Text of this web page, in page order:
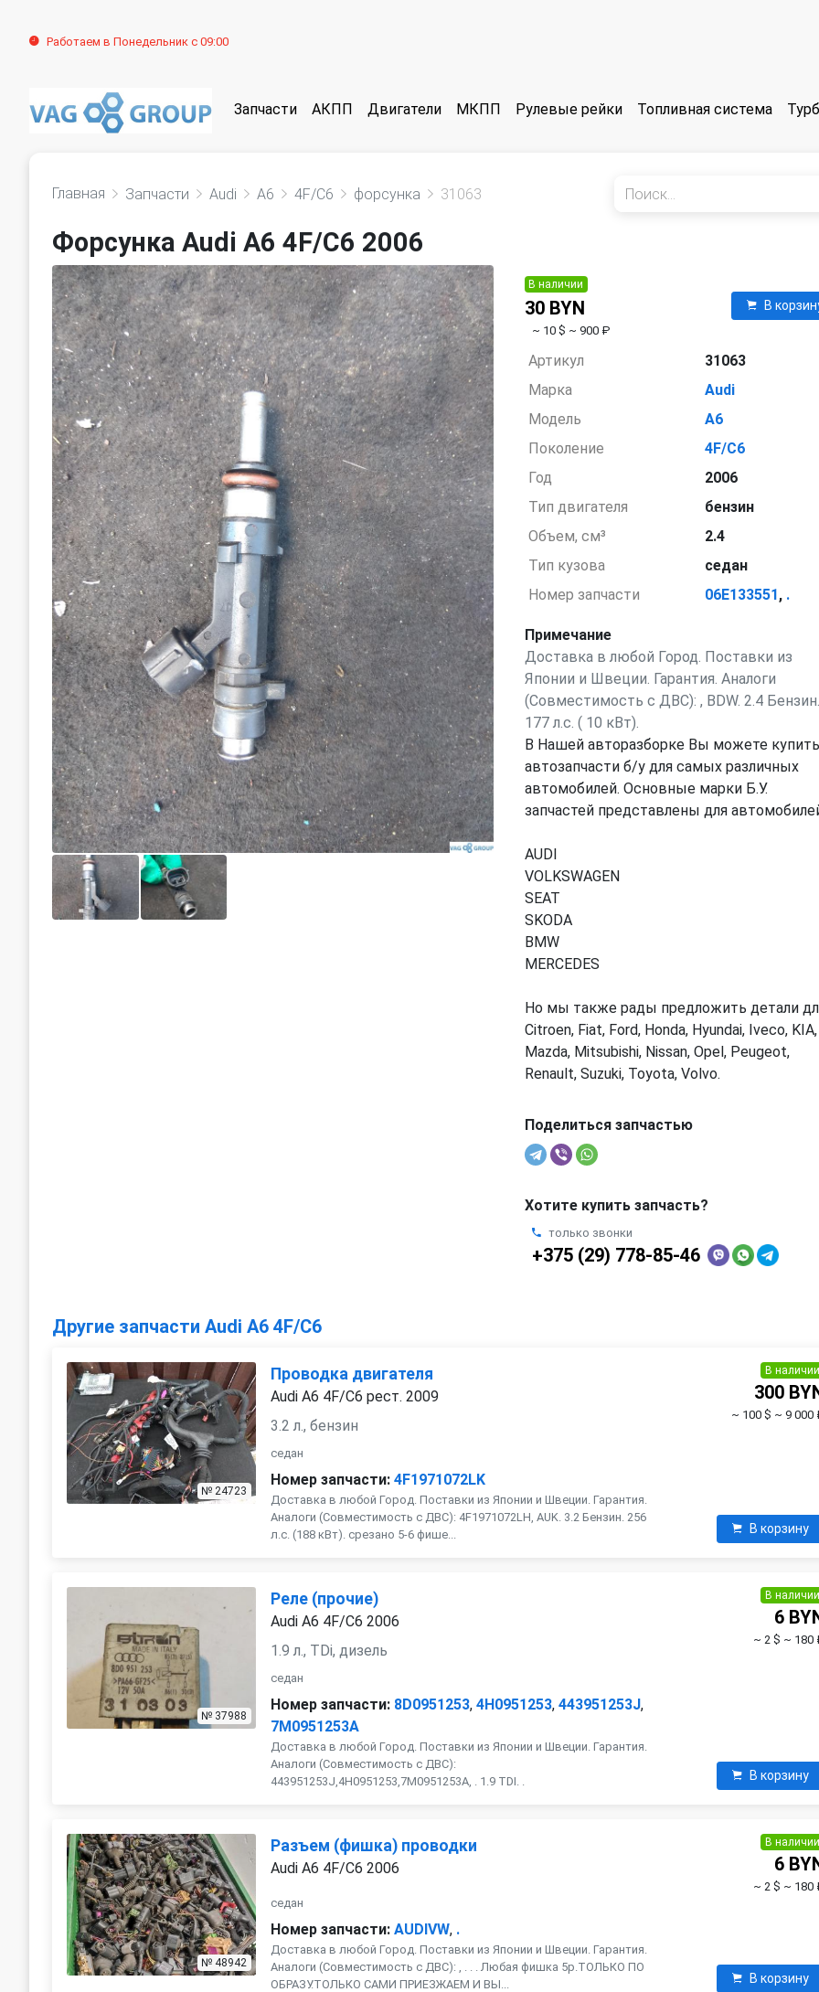
Работаем в Понедельник с 09:00
Запчасти АКПП Двигатели МКПП Рулевые рейки Топливная система
Главная Запчасти Audi A6 4F/C6 форсунка 31063
Форсунка Audi A6 4F/C6 2006
В наличии
30 BYN
~ 10 $ ~ 900 ₽
В
Артикул
31063
Марка
Audi
Модель
A6
Поколение
4F/C6
Год
2006
Тип двигателя
бензин
Объем, см³
2.4
Тип кузова
седан
Номер запчасти
06E133551, .
Примечание
Доставка в любой Город. Поставки из
Японии и Швеции. Гарантия. Аналоги
(Совместимость с ДВС): , BDW. 2.4 Бензин.
177 л.с. ( 10 кВт).
В Нашей авторазборке Вы можете купить
автозапчасти б/у для самых различных
автомобилей. Основные марки Б.У.
запчастей представлены для
AUDI
VOLKSWAGEN
SEAT
SKODA
BMW
MERCEDES
Но мы также рады предложить детали
Citroen, Fiat, Ford, Honda, Hyundai, Iveco, KIA,
Mazda, Mitsubishi, Nissan, Opel, Peugeot,
Renault, Suzuki, Toyota, Volvo.
Поделиться запчастью
Хотите купить запчасть?
только звонки
+375 (29) 778-85-46
Другие запчасти Audi A6 4F/C6
№ 24723
Проводка двигателя
Audi A6 4F/C6 рест. 2009
3.2 л., бензин
седан
Номер запчасти: 4F1971072LK
Доставка в любой Город. Поставки из Японии и Швеции. Гарантия.
Аналоги (Совместимость с ДВС): 4F1971072LH, AUK. 3.2 Бензин. 256
л.с. (188 кВт). срезано 5-6 фише...
В наличии
300
~ 100 $ ~ 9 000
В корзину
№ 37988
Реле (прочие)
Audi A6 4F/C6 2006
1.9 л., TDi, дизель
седан
Номер запчасти: 8D0951253,4H0951253,443951253J,
7M0951253A
Доставка в любой Город. Поставки из Японии и Швеции. Гарантия.
Аналоги (Совместимость с ДВС):
443951253J,4H0951253,7M0951253A, . 1.9 TDI. .
В наличии
6
~ 2 $ ~ 180
В корзину
№ 48942
Разъем (фишка) проводки
Audi A6 4F/C6 2006
седан
Номер запчасти: AUDIVW, .
Доставка в любой Город. Поставки из Японии и Швеции. Гарантия.
Аналоги (Совместимость с ДВС): , . . . Любая фишка 5р.ТОЛЬКО ПО
ОБРАЗУ.ТОЛЬКО САМИ ПРИЕЗЖАЕМ И ВЫ...
В наличии
6
~ 2 $ ~ 180
В корзину